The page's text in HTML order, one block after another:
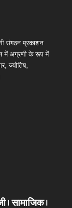
संगठन प्रकाशन
में अग्रणी के रूप में
ज्योतिष,
सामाजिक